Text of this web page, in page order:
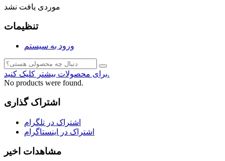
موردی یافت نشد
تنظیمات
ورود به سیستم
برای محصولات بیشتر کلیک کنید.
No products were found.
اشتراک گذاری
اشتراک در تلگرام
اشتراک در اینستاگرام
مشاهدات اخیر